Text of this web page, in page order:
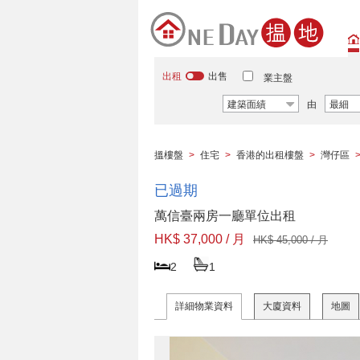
出租 出售 業主盤
建築面績 由 最細
搵樓盤 > 住宅 > 香港的出租樓盤 > 灣仔區 >
已過期
萬信臺兩房一廳單位出租
HK$ 37,000 / 月
HK$ 45,000 / 月
2 1
詳細物業資料 大廈資料 地圖